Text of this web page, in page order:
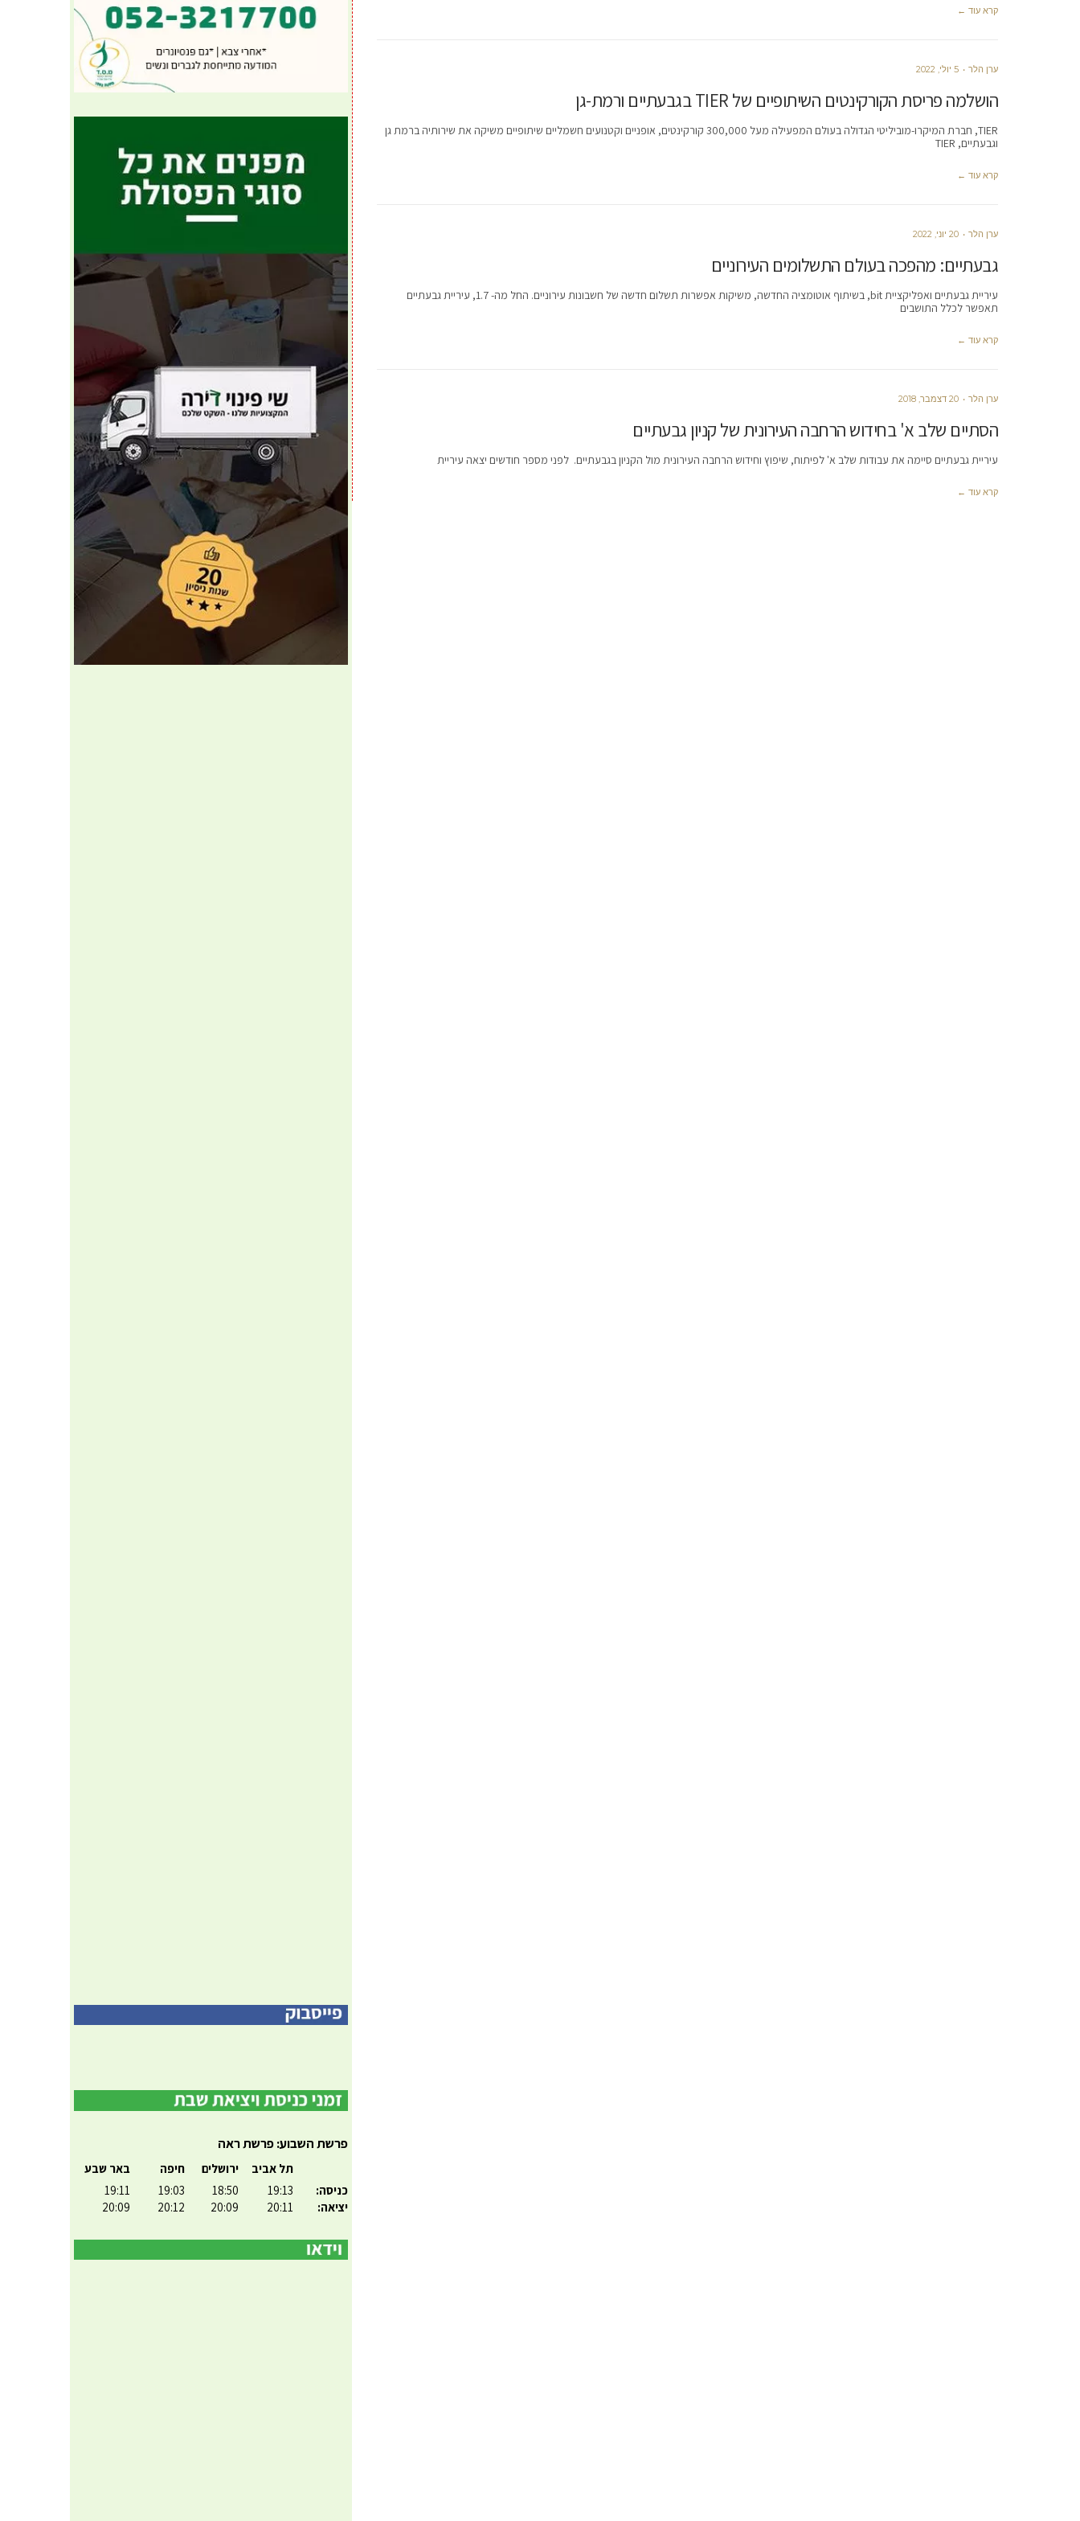
קרא עוד ←
ערן הלר 5 יולי, 2022
הושלמה פריסת הקורקינטים השיתופיים של TIER בגבעתיים ורמת-גן
TIER, חברת המיקרו-מוביליטי הגדולה בעולם המפעילה מעל 300,000 קורקינטים, אופניים וקטנועים חשמליים שיתופיים משיקה את שירותיה ברמת גן
וגבעתיים, TIER
קרא עוד ←
ערן הלר 20 יוני, 2022
גבעתיים: מהפכה בעולם התשלומים העירוניים
עיריית גבעתיים ואפליקציית bit, בשיתוף אוטומציה החדשה, משיקות אפשרות תשלום חדשה של חשבונות עירוניים. החל מה- 1.7, עיריית גבעתיים
תאפשר לכלל התושבים
קרא עוד ←
ערן הלר 20 דצמבר, 2018
הסתיים שלב א' בחידוש הרחבה העירונית של קניון גבעתיים
עיריית גבעתיים סיימה את עבודות שלב א' לפיתוח, שיפוץ וחידוש הרחבה העירונית מול הקניון בגבעתיים. לפני מספר חודשים יצאה עיריית
קרא עוד ←
פרשת השבוע: פרשת ראה
כניסה:
יציאה:
תל אביב
19:13
20:11
ירושלים
18:50
20:09
חיפה
19:03
20:12
באר שבע
19:11
20:09